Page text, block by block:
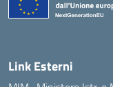
Link Esterni